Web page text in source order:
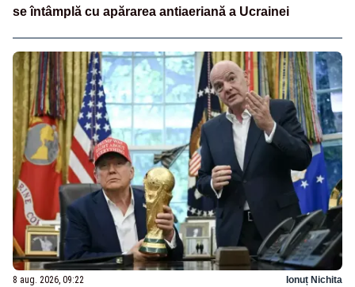
se întâmplă cu apărarea antiaeriană a Ucrainei
8 aug. 2026, 09:22 Ionuț Nichita